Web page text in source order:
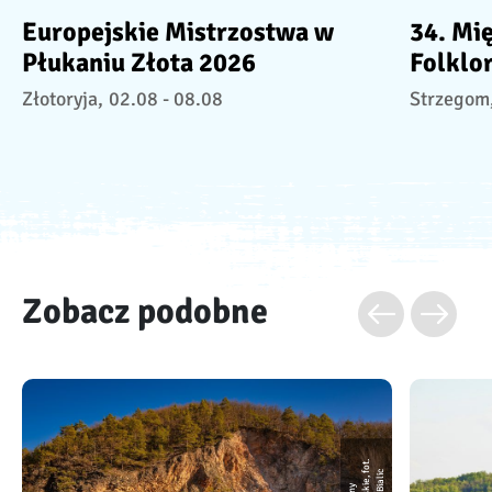
Europejskie Mistrzostwa w
Płukaniu Złota 2026
Złotoryja, 02.08 - 08.08
34.
Zobacz podobne